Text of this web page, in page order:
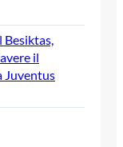
il
Juventus